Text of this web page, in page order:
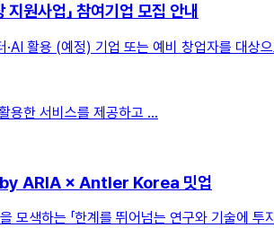
원사업」 참여기업 모집 안내
활용 (예정) 기업 또는 예비 창업자를 대상
용한 서비스를 제공하고 ...
by ARIA × Antler Korea 밋업
모색하는 「한계를 뛰어넘는 연구와 기술에